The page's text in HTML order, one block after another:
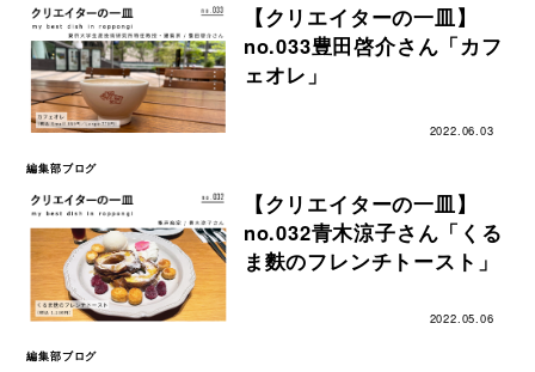
【クリエイターの一皿】
no.033豊田啓介さん「カフ
ェオレ」
2022.06.03
編集部ブログ
【クリエイターの一皿】
no.032青木涼子さん「くる
ま麩のフレンチトースト」
2022.05.06
編集部ブログ